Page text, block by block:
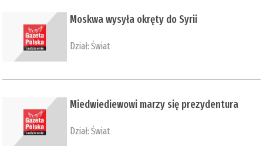
Moskwa wysyła okręty do Syrii
Dział:Świat
Miedwiediewowi marzy się prezydentura
Dział:Świat